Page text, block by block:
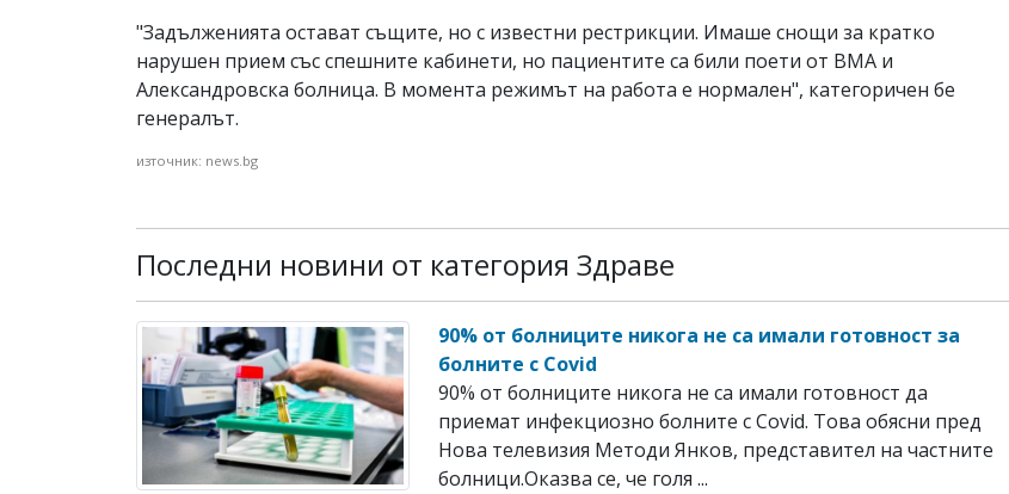
"Задълженията остават същите, но с известни рестрикции. Имаше снощи за кратко
нарушен прием със спешните кабинети, но пациентите са били поети от ВМА и
Александровска болница. В момента режимът на работа е нормален", категоричен бе
генералът.
източник: news.bg
Последни новини от категория Здраве
90% от болниците никога не са имали готовност за
болните с Covid
90% от болниците никога не са имали готовност да
приемат инфекциозно болните с Covid. Това обясни пред
Нова телевизия Методи Янков, представител на частните
болници.Оказва се, че голя ...